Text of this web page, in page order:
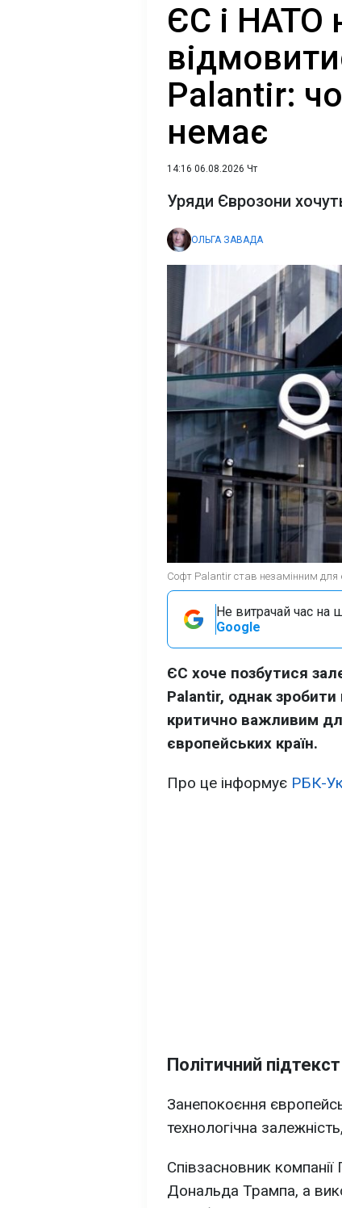
ЄС і НАТО
Palantir:
немає
14:16 06.08.2026 Чт
Уряди Єврозони
ОЛЬГА ЗАВАДА
Софт Palantir став незамінним для
Не витрачай час на
Google
ЄС хоче позбутися
Palantir, однак
критично важливим
європейських країн.
Про це інформує РБК-
Політичний
Занепокоєння
технологічна
Співзасновник
Дональда Трампа, а